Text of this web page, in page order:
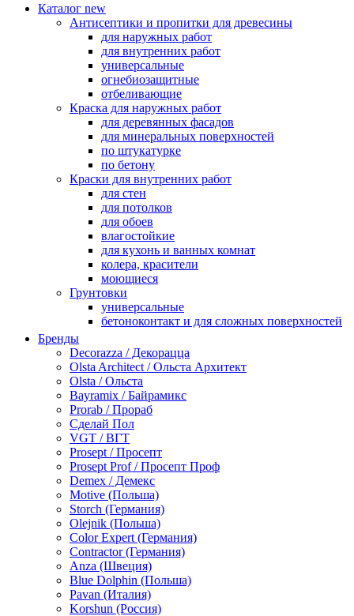
Каталог new
Антисептики и пропитки для древесины
для наружных работ
для внутренних работ
универсальные
огнебиозащитные
отбеливающие
Краска для наружных работ
для деревянных фасадов
для минеральных поверхностей
по штукатурке
по бетону
Краски для внутренних работ
для стен
для потолков
для обоев
влагостойкие
для кухонь и ванных комнат
колера, красители
моющиеся
Грунтовки
универсальные
бетоноконтакт и для сложных поверхностей
по металлу
антикорозийные
под декоративные штукатурки
для гипсокартона
под штукатурку
Герметик
акриловые
силиконовые универсальные, нейтральные
силиконовые санитарные (антигрибковые)
шовные для срубов
для кровли
для каминов
полиуретановые
Декоративные штукатурки и краски
краски для декора, патина
мокрый шелк
венецианские (эффект мрамора)
песок (эффект песчаных вихрей)
декоративная шпаклевка
Бренды
Decorazza / Декорацца
Olsta Architect / Ольста Архитект
Olsta / Ольста
Bayramix / Байрамикс
Prorab / Прораб
Сделай Пол
VGT / ВГТ
Prosept / Просепт
Prosept Prof / Просепт Проф
Demex / Демекс
Motive (Польша)
Storch (Германия)
Olejnik (Польша)
Color Expert (Германия)
Contractor (Германия)
Anza (Швеция)
Blue Dolphin (Польша)
Pavan (Италия)
Korshun (Россия)